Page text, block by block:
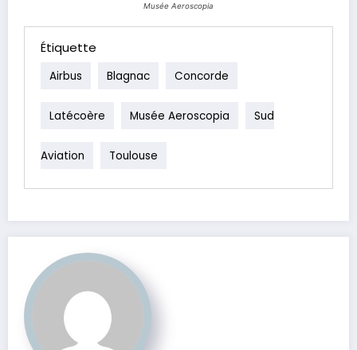
Musée Aeroscopia
Étiquette
Airbus Blagnac Concorde
Latécoère Musée Aeroscopia Sud
Aviation Toulouse